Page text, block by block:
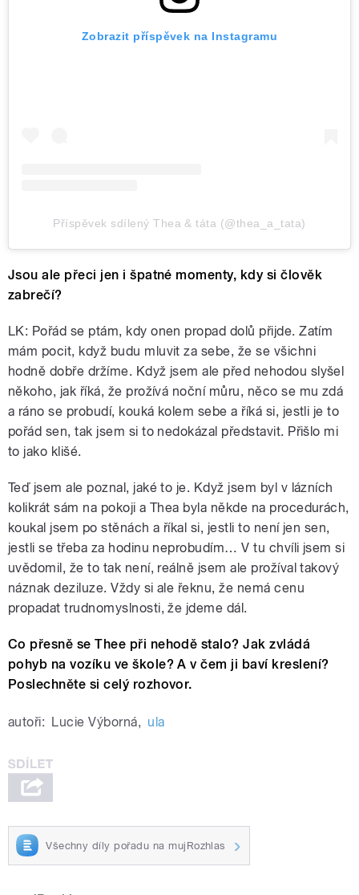
Zobrazit příspěvek na Instagramu
Příspěvek sdílený Thea & táta (@thea_a_tata)
Jsou ale přeci jen i špatné momenty, kdy si člověk
zabrečí?
LK: Pořád se ptám, kdy onen propad dolů přijde. Zatím
mám pocit, když budu mluvit za sebe, že se všichni
hodně dobře držíme. Když jsem ale před nehodou slyšel
někoho, jak říká, že prožívá noční můru, něco se mu zdá
a ráno se probudí, kouká kolem sebe a říká si, jestli je to
pořád sen, tak jsem si to nedokázal představit. Přišlo mi
to jako klišé.
Teď jsem ale poznal, jaké to je. Když jsem byl v lázních
kolikrát sám na pokoji a Thea byla někde na procedurách,
koukal jsem po stěnách a říkal si, jestli to není jen sen,
jestli se třeba za hodinu neprobudím… V tu chvíli jsem si
uvědomil, že to tak není, reálně jsem ale prožíval takový
náznak deziluze. Vždy si ale řeknu, že nemá cenu
propadat trudnomyslnosti, že jdeme dál.
Co přesně se Thee při nehodě stalo? Jak zvládá
pohyb na vozíku ve škole? A v čem ji baví kreslení?
Poslechněte si celý rozhovor.
autoři: Lucie Výborná, ula
Všechny díly pořadu na mujRozhlas